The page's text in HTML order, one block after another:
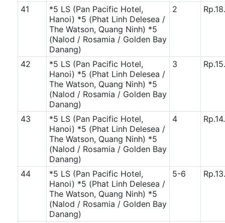
41
*5 LS (Pan Pacific Hotel,
Hanoi) *5 (Phat Linh Delesea /
The Watson, Quang Ninh) *5
(Nalod / Rosamia / Golden Bay
Danang)
2
42
*5 LS (Pan Pacific Hotel,
Hanoi) *5 (Phat Linh Delesea /
The Watson, Quang Ninh) *5
(Nalod / Rosamia / Golden Bay
Danang)
3
43
*5 LS (Pan Pacific Hotel,
Hanoi) *5 (Phat Linh Delesea /
The Watson, Quang Ninh) *5
(Nalod / Rosamia / Golden Bay
Danang)
4
44
*5 LS (Pan Pacific Hotel,
Hanoi) *5 (Phat Linh Delesea /
The Watson, Quang Ninh) *5
(Nalod / Rosamia / Golden Bay
Danang)
5-6